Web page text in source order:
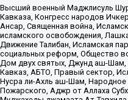
Высший военный Маджлисуль
Кавказа, Конгресс народов
Ансар, Священная война,
исламского освобождения,
Движение Талибан, Исламская
социальных реформ, Общество
Дом двух святых, Джунд аш-Шам,
Кавказ, АБТО, Правый сектор,
Нусра ли-Ахль аш-Шам, Народное
Пожарского, Аджр от Аллаха